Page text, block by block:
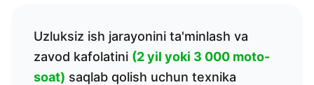
Uzluksiz ish jarayonini ta'minlash va
zavod kafolatini (2 yil yoki 3 000 moto-
soat) saqlab qolish uchun texnika